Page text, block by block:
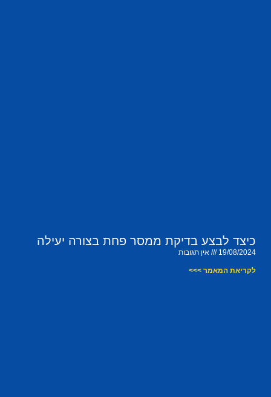
כיצד לבצע בדיקת ממסר פחת בצורה יעילה
19/08/2024 אין תגובות
לקריאת המאמר >>>